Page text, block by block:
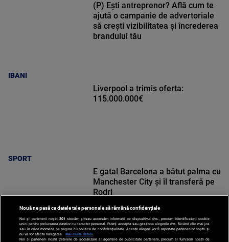
IBANI
(P) Ești antreprenor? Află cum te
ajută o campanie de advertoriale
să crești vizibilitatea și încrederea
brandului tău
SPORT
Liverpool a trimis oferta:
115.000.000€
E gata! Barcelona a bătut palma cu
Manchester City și îl transferă pe
Rodri
Nouă ne pasă ca datele tale personale să rămână confidențiale
Noi și partenerii noștri 201 stocăm și/sau accesăm informații pe dispozitivul dvs., precum identificatorii cookie
unici pentru prelucrarea datelor cu caracter personal. Puteți accepta sau gestiona alegerile dvs. făcând clic mai jos
sau în orice moment, pe pagina cu politica de confidențialitate. Aceste alegeri vor fi raportate partenerilor noștri și
nu vă vor afecta navigarea.
Mai multe detalii
Noi si partenerii nostri (retelele de socializare si agentiile de publicitate partenere, precum si furnizorii nostri de